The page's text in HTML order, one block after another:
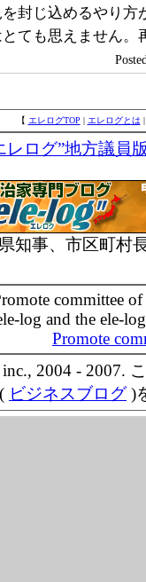
封じ込めるやり方
ても思えません。
【 エレログTOP | エレログとは
レログ”地方議員
知事、市区町村
committee
log and the ele-
Promote
inc., 2004 - 2007.
ビジネスブログ)